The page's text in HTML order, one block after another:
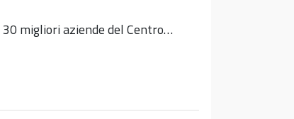
migliori aziende del Centro…